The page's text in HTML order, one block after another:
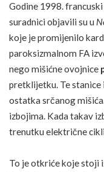
Godine 1998. francuski
suradnici objavili su u
koje je promijenilo
paroksizmalnom FA
nego mišićne ovojnice
pretklijetku. Te
ostatka srčanog
izbojima. Kada takav
trenutku električne
To je otkriće koje stoji